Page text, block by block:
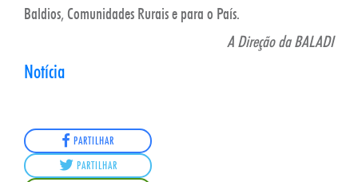
Baldios, Comunidades Rurais e para o País.
A Direção da BALADI
Notícia
PARTILHAR
PARTILHAR